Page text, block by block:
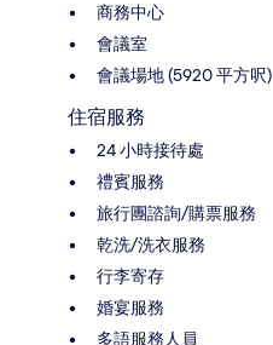
商務中心
會議室
會議場地 (5920 平方呎)
住宿服務
24 小時接待處
禮賓服務
旅行團諮詢/購票服務
乾洗/洗衣服務
行李寄存
婚宴服務
多語服務人員